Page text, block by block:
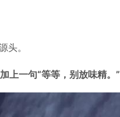
头。
上一句“等等，别放味精。”